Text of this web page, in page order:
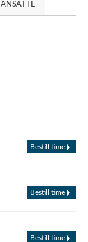
ANSATTE
Bestill time
Bestill time
Bestill time